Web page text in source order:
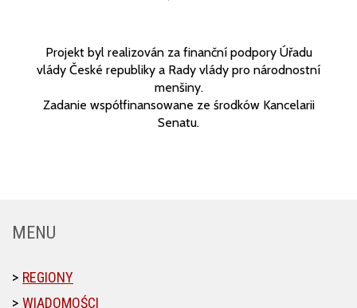
Projekt byl realizován za finanční podpory Úřadu
vlády České republiky a Rady vlády pro národnostní
menšiny.
Zadanie współfinansowane ze środków Kancelarii
Senatu.
MENU
REGIONY
WIADOMOŚCI